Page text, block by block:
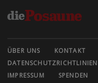
ÜBER UNS KONTAKT
DATENSCHUTZRICHTLINIEN
IMPRESSUM
SPENDEN